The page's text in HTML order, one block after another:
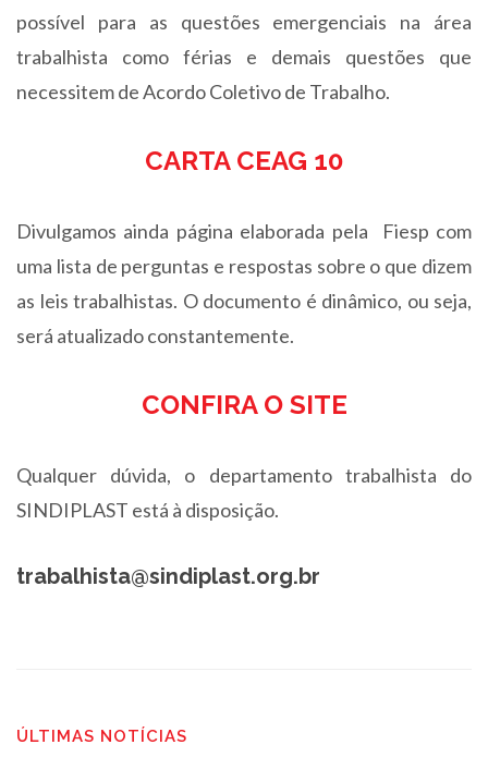
possível para as questões emergenciais na área
trabalhista como férias e demais questões que
necessitem de Acordo Coletivo de Trabalho.
CARTA CEAG 10
Divulgamos ainda página elaborada pela Fiesp com
uma lista de perguntas e respostas sobre o que dizem
as leis trabalhistas. O documento é dinâmico, ou seja,
será atualizado constantemente.
CONFIRA O SITE
Qualquer dúvida, o departamento trabalhista do
SINDIPLAST está à disposição.
trabalhista@sindiplast.org.br
ÚLTIMAS NOTÍCIAS